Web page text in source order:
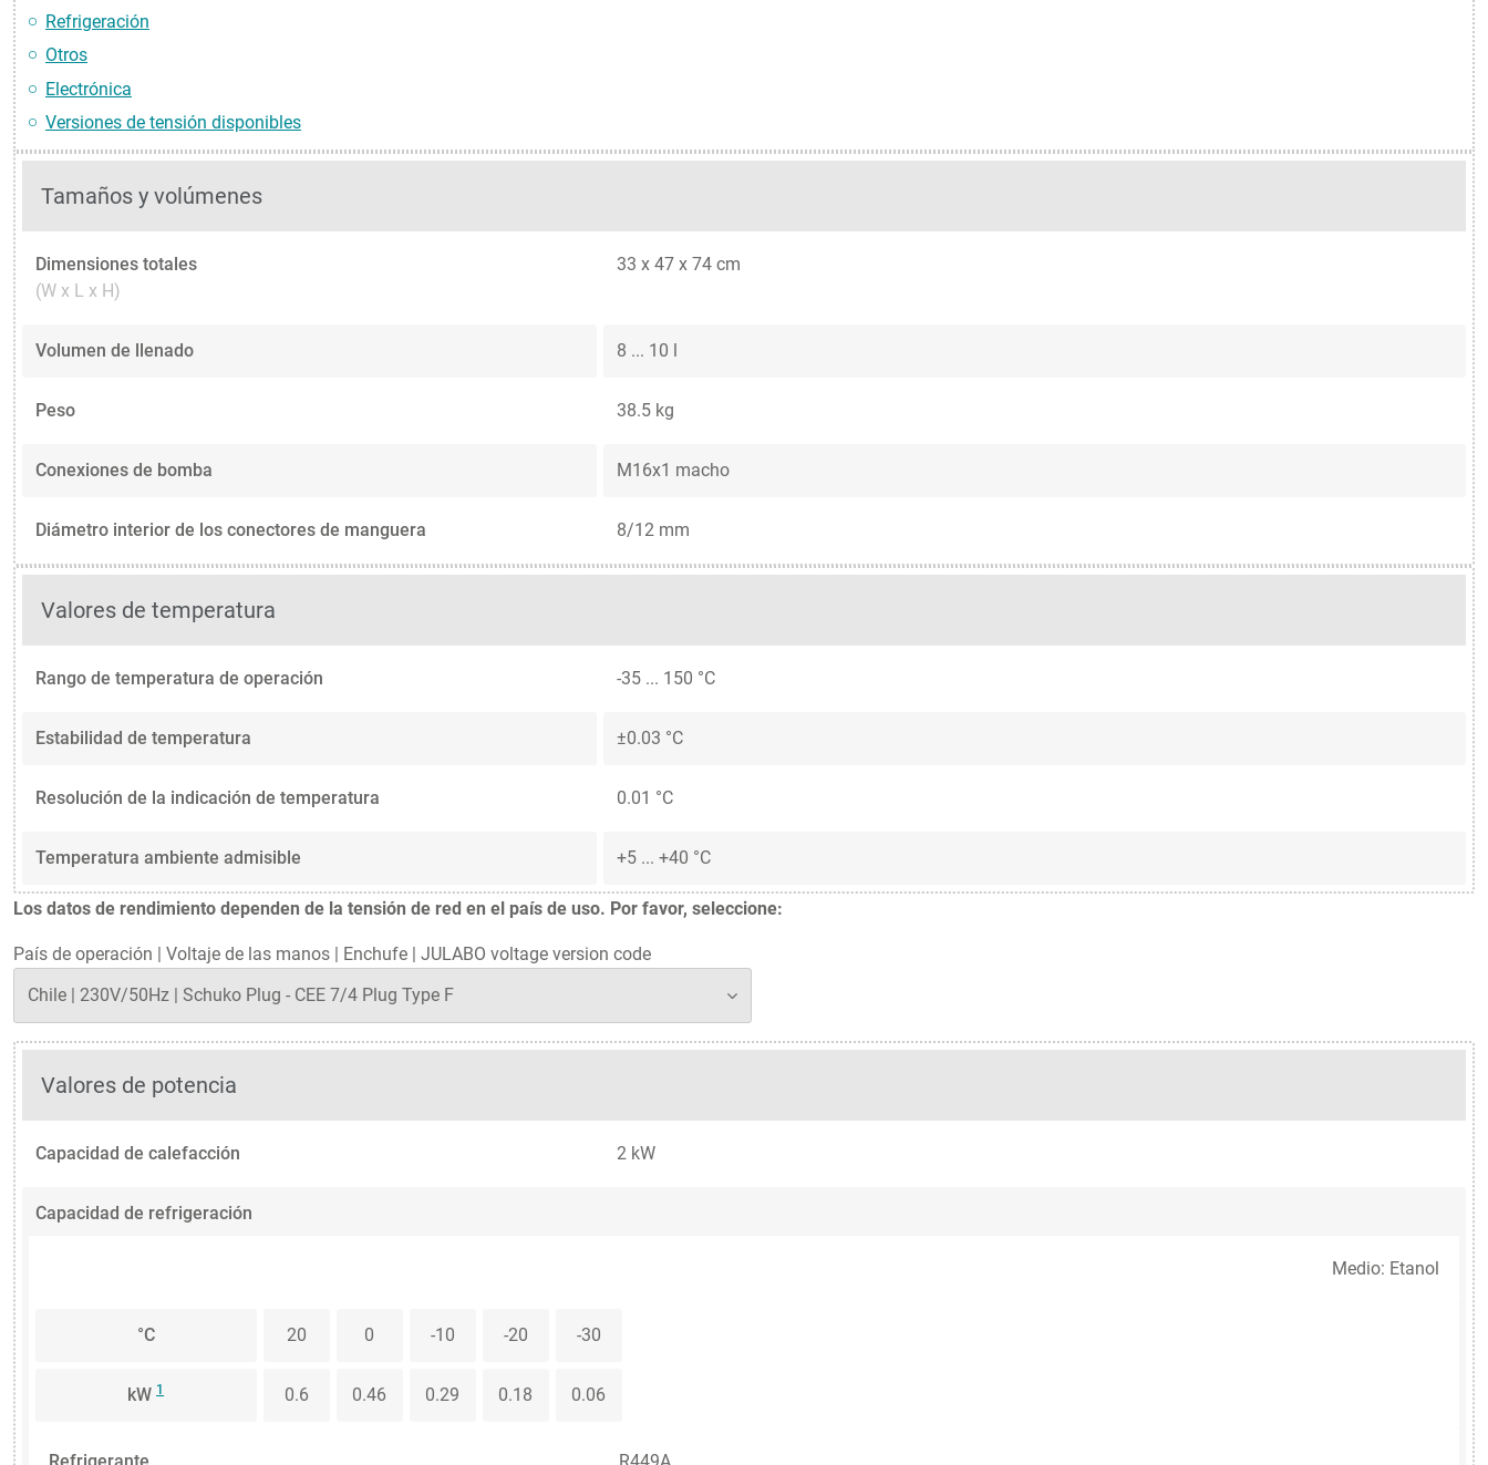
Refrigeración
Otros
Electrónica
Versiones de tensión disponibles
Tamaños y volúmenes
Dimensiones totales
(W x L x H)
33 x 47 x 74 cm
Volumen de llenado 8 ... 10 l
Peso 38.5 kg
Conexiones de bomba M16x1 macho
Diámetro interior de los conectores de manguera 8/12 mm
Valores de temperatura
Rango de temperatura de operación -35 ... 150 °C
Estabilidad de temperatura ±0.03 °C
Resolución de la indicación de temperatura 0.01 °C
Temperatura ambiente admisible +5 ... +40 °C
Los datos de rendimiento dependen de la tensión de red en el país de uso. Por favor, seleccione:
País de operación | Voltaje de las manos | Enchufe | JULABO voltage version code
Valores de potencia
Capacidad de calefacción 2 kW
Capacidad de refrigeración
Medio: Etanol
°C 20 0 -10 -20 -30
kW1 0.6 0.46 0.29 0.18 0.06